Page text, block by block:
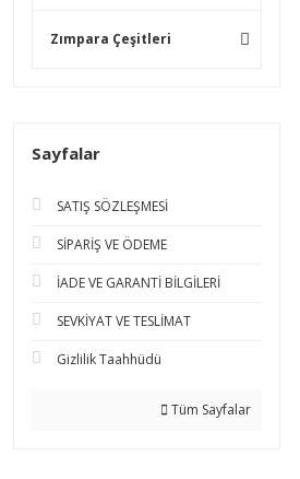
Zımpara Çeşitleri
Sayfalar
SATIŞ SÖZLEŞMESİ
SİPARİŞ VE ÖDEME
İADE VE GARANTİ BİLGİLERİ
SEVKİYAT VE TESLİMAT
Gizlilik Taahhüdü
Tüm Sayfalar